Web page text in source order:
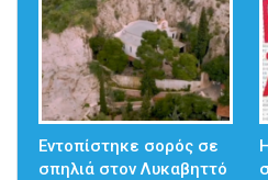
Εντοπίστηκε σορός σε
σπηλιά στον Λυκαβηττό